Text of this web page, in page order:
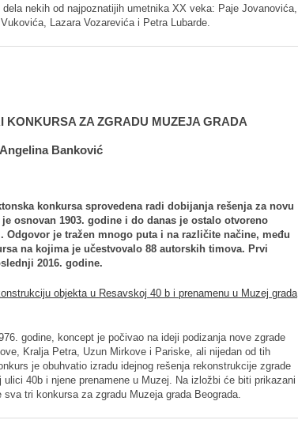
nekih od najpoznatijih umetnika XX veka: Paje Jovanovića,
Lazara Vozarevića i Petra Lubarde.
ZA ZGRADU MUZEJA GRADA
Banković
konkursa sprovedena radi dobijanja rešenja za novu
osnovan 1903. godine i do danas je ostalo otvoreno
Odgovor je tražen mnogo puta i na različite načine, među
na kojima je učestvovalo 88 autorskih timova. Prvi
2016. godine.
objekta u Resavskoj 40 b i prenamenu u Muzej grada
godine, koncept je počivao na ideji podizanja nove zgrade
Kralja Petra, Uzun Mirkove i Pariske, ali nijedan od tih
je obuhvatio izradu idejnog rešenja rekonstrukcije zgrade
40b i njene prenamene u Muzej. Na izložbi će biti prikazani
tri konkursa za zgradu Muzeja grada Beograda.